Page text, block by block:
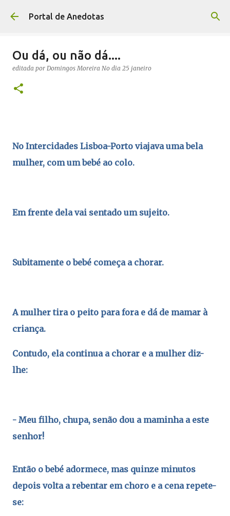
Avançar para o conteúdo principal
Portal de Anedotas
Ou dá, ou não dá....
editada por Domingos Moreira No dia 25 janeiro
No Intercidades Lisboa-Porto viajava uma bela
mulher, com um bebé ao colo.
Em frente dela vai sentado um sujeito.
Subitamente o bebé começa a chorar.
A mulher tira o peito para fora e dá de mamar à
criança.
Contudo, ela continua a chorar e a mulher diz-
lhe:
- Meu filho, chupa, senão dou a maminha a este
senhor!
Então o bebé adormece, mas quinze minutos
depois volta a rebentar em choro e a cena repete-
se: